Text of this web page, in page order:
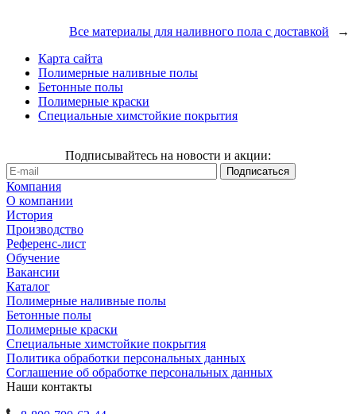
Все материалы для наливного пола с доставкой
→
Карта сайта
Полимерные наливные полы
Бетонные полы
Полимерные краски
Специальные химстойкие покрытия
Подписывайтесь на новости и акции:
Компания
О компании
История
Производство
Референс-лист
Обучение
Вакансии
Каталог
Полимерные наливные полы
Бетонные полы
Полимерные краски
Специальные химстойкие покрытия
Политика обработки персональных данных
Cоглашение об обработке персональных данных
Наши контакты